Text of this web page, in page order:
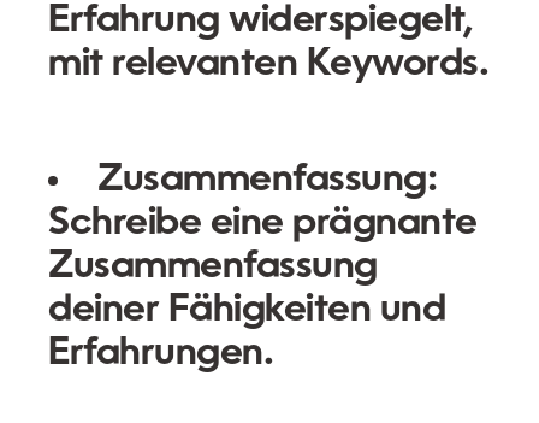
Erfahrung widerspiegelt,
mit relevanten Keywords.
Zusammenfassung:
Schreibe eine prägnante
Zusammenfassung
deiner Fähigkeiten und
Erfahrungen.